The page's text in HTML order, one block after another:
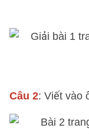
Câu 2: Viết vào